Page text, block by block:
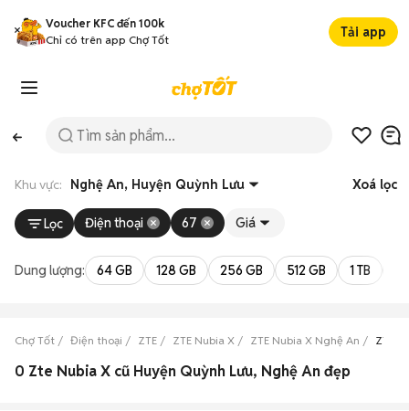
Voucher KFC đến 100k
Chỉ có trên app Chợ Tốt
Tải app
Khu vực: Nghệ An, Huyện Quỳnh Lưu Xoá lọc
Lọc Điện thoại 67 Giá
Dung lượng: 64 GB 128 GB 256 GB 512 GB 1 TB
Chợ Tốt Điện thoại ZTE ZTE Nubia X ZTE Nubia X Nghệ An ZTE
0 Zte Nubia X cũ Huyện Quỳnh Lưu, Nghệ An đẹp